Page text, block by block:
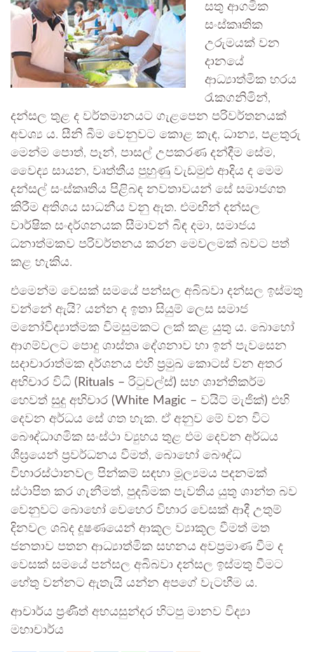
සතු ආගමික
සංස්කෘතික
උරුමයක් වන
දානයේ
ආධ්‍යාත්මික හරය
රැකගනිමින්,
දන්සල තුළ ද වර්තමානයට ගැළපෙන පරිවර්තනයක්
අවශ්‍ය ය. සීනි බීම වෙනුවට කොළ කැඳ, ධාන්‍ය, පළතුරු
මෙන්ම පොත්, පෑන්, පාසල් උපකරණ දන්දීම සේම,
වෛද්‍ය සායන, වෘත්තීය පුහුණු වැඩමුළු ආදිය ද මෙම
දන්සල් සංස්කෘතිය පිළිබඳ නවතාවයන් සේ සමාජගත
කිරීම අතිශය සාධනීය වනු ඇත. එමඟින් දන්සල
වාර්ෂික සංදර්ශනයක සීමාවන් බිඳ දමා, සමාජය
ධනාත්මකව පරිවර්තනය කරන මෙවලමක් බවට පත්
කළ හැකිය.
එමෙන්ම වෙසක් සමයේ පන්සල අබිබවා දන්සල ඉස්මතු
වන්නේ ඇයි? යන්න ද ඉතා සියුම් ලෙස සමාජ
මනෝවිද්‍යාත්මක විමසුමකට ලක් කළ යුතු ය. බොහෝ
ආගම්වලට පොදු ශාස්තෘ දේශනාව හා ඉන් පැවසෙන
සදාචාරාත්මක දර්ශනය එහි ප්‍රමුඛ කොටස් වන අතර
අභිචාර විධි (Rituals – රිටුවල්ස්) සහ ශාන්තිකර්ම
හෙවත් සුදු අභිචාර (White Magic – වයිට් මැජික්) එහි
දෙවන අර්ධය සේ ගත හැක. ඒ අනුව මේ වන විට
බෞද්ධාගමික සංස්ථා ව්‍යුහය තුළ එම දෙවන අර්ධය
ශීඝ්‍රයෙන් ප්‍රවර්ධනය වීමත්, බොහෝ බෞද්ධ
විහාරස්ථානවල පින්කම් සඳහා මූල්‍යමය පදනමක්
ස්ථාපිත කර ගැනීමත්, පුදබිමක පැවතිය යුතු ශාන්ත බව
වෙනුවට බොහෝ වෙහෙර විහාර වෙසක් ආදී උතුම්
දිනවල ශබ්ද දූෂණයෙන් ආකූල ව්‍යාකූල වීමත් මත
ජනතාව පතන ආධ්‍යාත්මික සහනය අවප්‍රමාණ වීම ද
වෙසක් සමයේ පන්සල අබිබවා දන්සල ඉස්මතු වීමට
හේතු වන්නට ඇතැයි යන්න අපගේ වැටහීම ය.
ආචාර්ය ප්‍රණීත් අභයසුන්දර හිටපු මානව විද්‍යා
මහාචාර්ය